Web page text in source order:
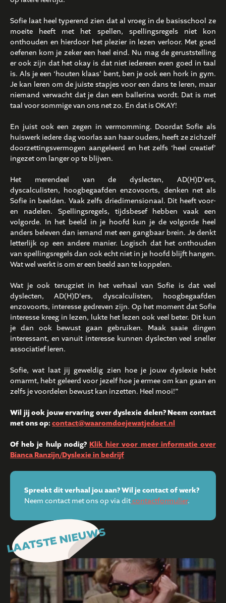
Sofie laat heel typerend zien dat al vroeg in de basisschool ze
moeite heeft met het spellen, spellingsregels niet kon
onthouden en hierdoor het plezier in lezen verloor. Met goed
oefenen kom je zeker een heel eind. Nu mag de geruststelling
er ook zijn dat het okay is dat niet iedereen even goed in taal
is. Als je een ‘houten klaas’ bent, ben je ook een hork in gym.
Je kan leren om de juiste stapjes voor een dans te leren, maar
niemand verwacht dat je dan een ballerina wordt. Dat is met
taal voor sommige van ons net zo. En dat is OKAY!
En juist ook een zegen in vermomming. Doordat Sofie als
huiswerk iedere dag voorlas aan haar ouders, heeft ze zichzelf
doorzettingsvermogen aangeleerd en het zelfs ‘heel creatief’
ingezet om langer op te blijven.
Het merendeel van de dyslecten, AD(H)D'ers,
dyscalculisten, hoogbegaafden enzovoorts, denken net als
Sofie in beelden. Vaak zelfs driedimensionaal. Dit heeft voor-
en nadelen. Spellingsregels, tijdsbesef hebben vaak een
volgorde. In het beeld in je hoofd kun je de volgorde heel
anders beleven dan iemand met een gangbaar brein. Je denkt
letterlijk op een andere manier. Logisch dat het onthouden
van spellingsregels dan ook echt niet in je hoofd blijft hangen.
Wat wel werkt is om er een beeld aan te koppelen.
Wat je ook terugziet in het verhaal van Sofie is dat veel
dyslecten, AD(H)D'ers, dyscalculisten, hoogbegaafden
enzovoorts, interesse gedreven zijn. Op het moment dat Sofie
interesse kreeg in lezen, lukte het lezen ook veel beter. Dit kun
je dan ook bewust gaan gebruiken. Maak saaie dingen
interessant, en vanuit interesse kunnen dyslecten veel sneller
associatief leren.
Sofie, wat laat jij geweldig zien hoe je jouw dyslexie hebt
omarmt, hebt geleerd voor jezelf hoe je ermee om kan gaan en
zelfs je voordelen bewust kan inzetten. Heel mooi!”
Wil jij ook jouw ervaring over dyslexie delen? Neem contact
met ons op: contact@waaromdoejewatjedoet.nl
Of heb je hulp nodig? Klik hier voor meer informatie over
Bianca Ranzijn/Dyslexie in bedrijf
Spreekt dit verhaal jou aan? Wil je contact of werk?
Neem contact met ons op via ditcontactformulier.
LAATSTE NIEUWS